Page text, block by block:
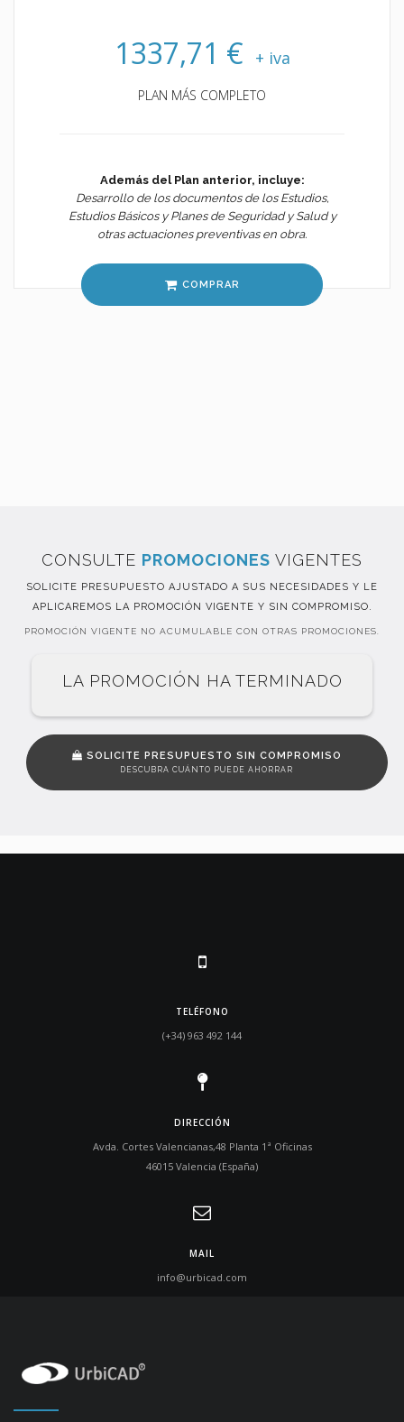
1337,71 € + iva
PLAN MÁS COMPLETO
Además del Plan anterior, incluye:
Desarrollo de los documentos de los Estudios,
Estudios Básicos y Planes de Seguridad y Salud y
otras actuaciones preventivas en obra.
COMPRAR
CONSULTE PROMOCIONES VIGENTES
SOLICITE PRESUPUESTO AJUSTADO A SUS NECESIDADES Y LE
APLICAREMOS LA PROMOCIÓN VIGENTE Y SIN COMPROMISO.
PROMOCIÓN VIGENTE NO ACUMULABLE CON OTRAS PROMOCIONES.
LA PROMOCIÓN HA TERMINADO
SOLICITE PRESUPUESTO SIN COMPROMISO
DESCUBRA CUÁNTO PUEDE AHORRAR
TELÉFONO
(+34) 963 492 144
DIRECCIÓN
Avda. Cortes Valencianas,48 Planta 1ª Oficinas
46015 Valencia (España)
MAIL
info@urbicad.com